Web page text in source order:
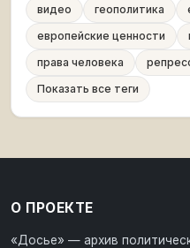
видео
геополитика
европейские ценности
права человека
Показать все теги
О ПРОЕКТЕ
«Досье» — архив